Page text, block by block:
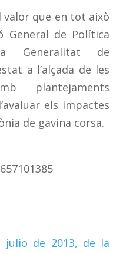
valor que en tot això
General de Política
Generalitat de
a l’alçada de les
plantejaments
els impactes
de gavina corsa.
julio de 2013, de la